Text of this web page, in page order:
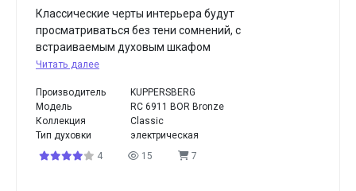
Классические черты интерьера будут
просматриваться без тени сомнений, с
встраиваемым духовым шкафом
Читать далее
Производитель
KUPPERSBERG
Модель
RC 6911 BOR Bronze
Коллекция
Classic
Тип духовки
электрическая
4
15 7